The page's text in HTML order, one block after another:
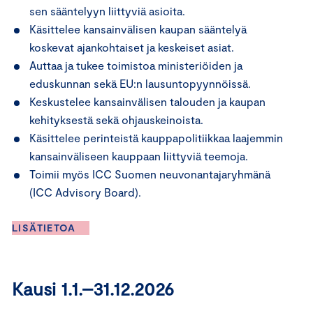
sen sääntelyyn liittyviä asioita.
Käsittelee kansainvälisen kaupan sääntelyä
koskevat ajankohtaiset ja keskeiset asiat.
Auttaa ja tukee toimistoa ministeriöiden ja
eduskunnan sekä EU:n lausuntopyynnöissä.
Keskustelee kansainvälisen talouden ja kaupan
kehityksestä sekä ohjauskeinoista.
Käsittelee perinteistä kauppapolitiikkaa laajemmin
kansainväliseen kauppaan liittyviä teemoja.
Toimii myös ICC Suomen neuvonantajaryhmänä
(ICC Advisory Board).
LISÄTIETOA
Kausi 1.1.–31.12.2026